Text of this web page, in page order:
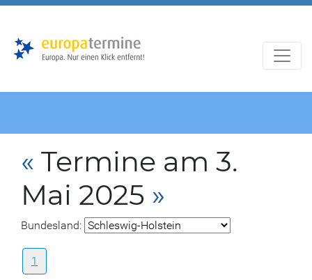
« Termine am 3.
Mai 2025 »
Bundesland:
1